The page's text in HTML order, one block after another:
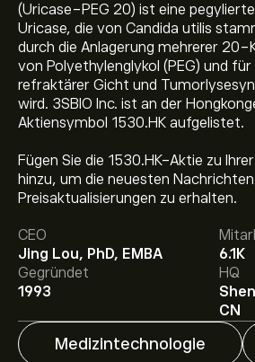
(Uricase-PEG 20) ist eine
Uricase, die von Candida utilis
durch die Anlagerung mehrerer
von Polyethylenglykol (PEG) und
refraktärer Gicht und
wird. 3SBIO Inc. ist an der
Aktiensymbol 1530.HK aufgelistet.
Fügen Sie die 1530.HK-Aktie zu
hinzu, um die neuesten Nachrichten
Preisaktualisierungen zu erhalten.
CEO
Jing Lou, PhD, EMBA
6.1K
Gegründet
1993
HQ
CN
Medizintechnologie
Aktueller 1530.HK Aktienkurs liegt
Das durchschnittliche Kursziel für
17.9700‎$‎. Registrieren Sie sich bei
Analystenprognosen und Kursziele
Analysten erstellen Prognosen für
auf Markttrends, Finanzberichten
Wachstum. Hier finden Sie die
die weitere Kursentwicklung.